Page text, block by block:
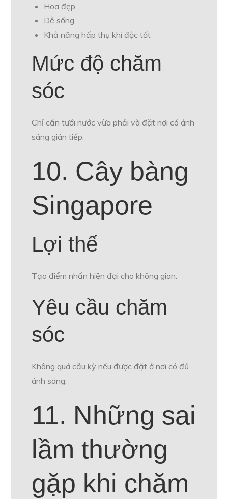
Hoa đẹp
Dễ sống
Khả năng hấp thụ khí độc tốt
Mức độ chăm
sóc
Chỉ cần tưới nước vừa phải và đặt nơi có ánh
sáng gián tiếp.
10. Cây bàng
Singapore
Lợi thế
Tạo điểm nhấn hiện đại cho không gian.
Yêu cầu chăm
sóc
Không quá cầu kỳ nếu được đặt ở nơi có đủ
ánh sáng.
11. Những sai
lầm thường
gặp khi chăm